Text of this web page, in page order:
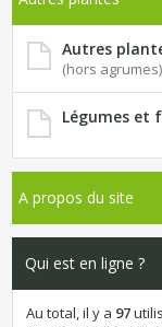
Autres
(hors agrumes)
Légumes et
A propos du site
Qui est en ligne ?
Au total, il y a 97